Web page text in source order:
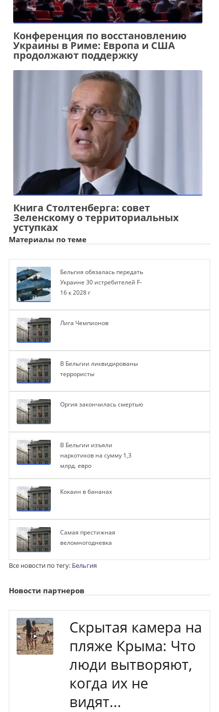
Конференция по восстановлению
Украины в Риме: Европа и США
продолжают поддержку
Книга Столтенберга: совет
Зеленскому о территориальных
уступках
Материалы по теме
Бельгия обязалась передать
Украине 30 истребителей F-
16 к 2028 г
Лига Чемпионов
В Бельгии ликвидированы
террористы
Оргия закончилась смертью
В Бельгии изъяли
наркотиков на сумму 1,3
млрд. евро
Кокаин в бананах
Самая престижная
веломногодневка
Все новости по тегу: Бельгия
Новости партнеров
Скрытая камера на
пляже Крыма: Что
люди вытворяют,
когда их не
видят...